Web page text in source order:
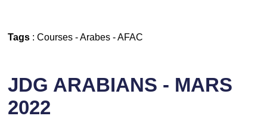
Tags: Courses- Arabes- AFAC
JDG ARABIANS - MARS
2022